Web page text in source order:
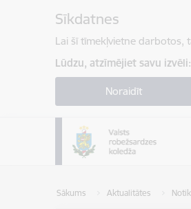
Sīkdatnes
Lai šī tīmekļvietne darbotos,
Lūdzu, atzīmējiet savu izvēli:
Noraidīt
Sākums Aktualitātes